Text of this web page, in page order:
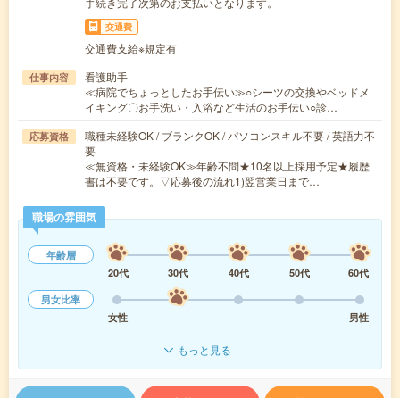
交通費
交通費支給※規定有
仕事内容
看護助手
≪病院でちょっとしたお手伝い≫○シーツの交換やベッドメ
イキング〇お手洗い・入浴など生活のお手伝い○診…
応募資格
職種未経験OK / ブランクOK / パソコンスキル不要 / 英語力不
要
≪無資格・未経験OK≫年齢不問★10名以上採用予定★履歴
書は不要です。▽応募後の流れ1)翌営業日まで…
職場の雰囲気
年齢層
20代
30代 40代 50代
60代
男女比率
女性
男性
もっと見る